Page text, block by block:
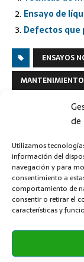
de
Utilizamos
información del
navegación y para
consentimiento a
comportamiento de
consentir o retirar el
características y
Ensayo de
Defectos que
ENSAYOS
Ahorrar en la
1 COMMENT